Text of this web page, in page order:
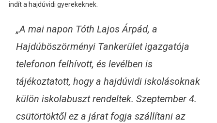
indít a hajdúvidi gyerekeknek.
„A mai napon Tóth Lajos Árpád, a
Hajdúböszörményi Tankerület igazgatója
telefonon felhívott, és levélben is
tájékoztatott, hogy a hajdúvidi iskolásoknak
külön iskolabuszt rendeltek. Szeptember 4.
csütörtöktől ez a járat fogja szállítani az